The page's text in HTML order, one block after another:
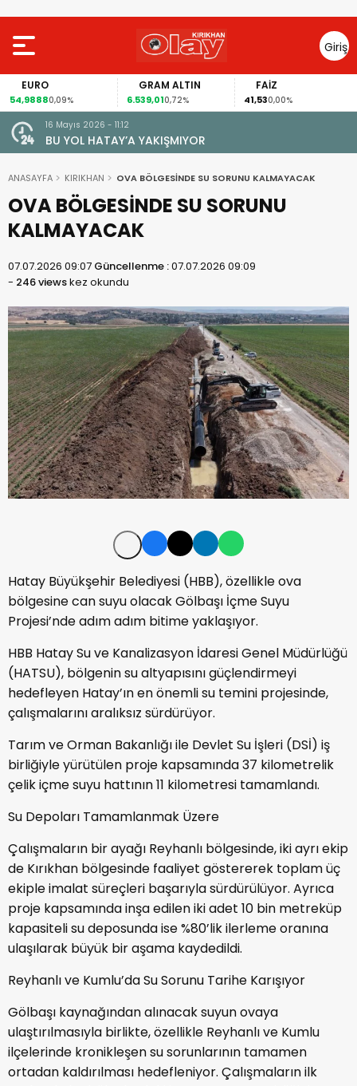
Giriş
Yap
EURO
54,98880,09%
GRAM ALTIN
6.539,010,72%
FAİZ
41,530,00%
Amik
16 Mayıs 2026 - 11:12
BU YOL HATAY’A YAKIŞMIYOR
ANASAYFA KIRIKHAN OVA BÖLGESİNDE SU SORUNU KALMAYACAK
OVA BÖLGESİNDE SU SORUNU
KALMAYACAK
07.07.2026 09:07 Güncellenme :07.07.2026 09:09
- 246 viewskez okundu
Hatay Büyükşehir Belediyesi (HBB), özellikle ova
bölgesine can suyu olacak Gölbaşı İçme Suyu
Projesi’nde adım adım bitime yaklaşıyor.
HBB Hatay Su ve Kanalizasyon İdaresi Genel Müdürlüğü
(HATSU), bölgenin su altyapısını güçlendirmeyi
hedefleyen Hatay’ın en önemli su temini projesinde,
çalışmalarını aralıksız sürdürüyor.
Tarım ve Orman Bakanlığı ile Devlet Su İşleri (DSİ) iş
birliğiyle yürütülen proje kapsamında 37 kilometrelik
çelik içme suyu hattının 11 kilometresi tamamlandı.
Su Depoları Tamamlanmak Üzere
Çalışmaların bir ayağı Reyhanlı bölgesinde, iki ayrı ekip
de Kırıkhan bölgesinde faaliyet göstererek toplam üç
ekiple imalat süreçleri başarıyla sürdürülüyor. Ayrıca
proje kapsamında inşa edilen iki adet 10 bin metreküp
kapasiteli su deposunda ise %80’lik ilerleme oranına
ulaşılarak büyük bir aşama kaydedildi.
Reyhanlı ve Kumlu’da Su Sorunu Tarihe Karışıyor
Gölbaşı kaynağından alınacak suyun ovaya
ulaştırılmasıyla birlikte, özellikle Reyhanlı ve Kumlu
ilçelerinde kronikleşen su sorunlarının tamamen
ortadan kaldırılması hedefleniyor. Çalışmaların ilk